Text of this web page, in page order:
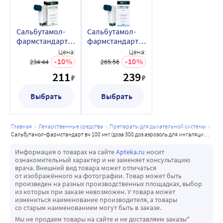
какими-либо другими адаптерами, кроме мундштука,
поставляемого вместе с препаратом.
Содержимое баллона находится под давлением. Баллон
нельзя вскрывать и подвергать нагреванию выше 50 °С!
Если у Вас возникнут трудности с использованием
ингалятора, свяжитесь с врачом.
Сальбутамол-
фармстандарт
вч 100 мкг/доза
200 доз
аэрозоль для
ингаляций
Цена:
234.44
10
211₽
Выбрать
Сальбутамол-
фармстандарт
вч 100 мкг/доза
300 доз
аэрозоль для
ингаляций
Цена:
265.56
10
239₽
Выбрать
главная лекарственные средства
препараты для дыхательной системы
сальбутамол-фармстандарт вч 100 мкг/доза 300 доз аэрозоль для ингаляций дозированный
Информация о товарах на сайтеApteka.ru носит
ознакомительный характер и не заменяет консультацию
врача. Внешний вид товара может отличаться
от изображённого на фотографии. Товар может быть
произведен на разных производственных площадках, выбор
из которых при заказе невозможен. У товара может
измениться наименование производителя, а товары
со старым наименованием могут быть в заказе.
Мы не продаем товары на сайте и не доставляем заказы*